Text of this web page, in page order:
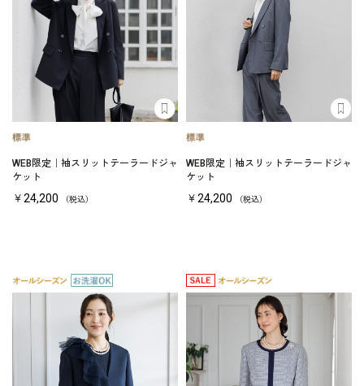
WEB限定｜袖スリットテーラードジャ
ケット
￥24,200 （税込）
WEB限定｜袖スリットテーラードジャ
ケット
￥24,200 （税込）